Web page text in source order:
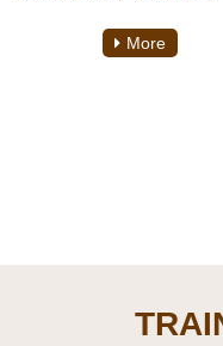
はその「大会」の種
加者が急上昇している
More